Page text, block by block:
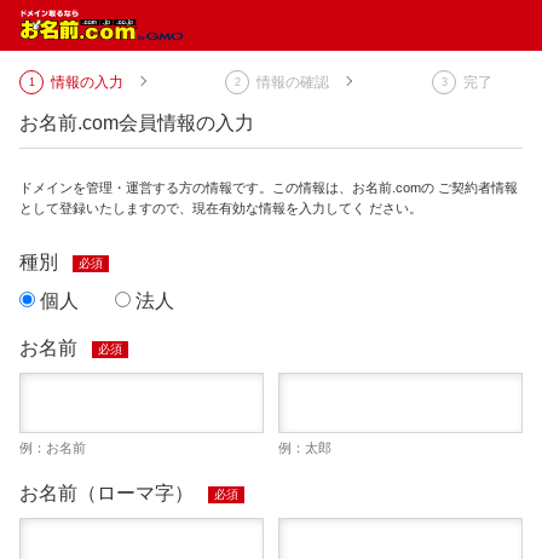
情報の入力 情報の確認 完了
お名前.com会員情報の入力
ドメインを管理・運営する方の情報です。この情報は、お名前.comの ご契約者情報
として登録いたしますので、現在有効な情報を入力してく ださい。
種別 必須
個人 法人
お名前 必須
例：お名前 例：太郎
お名前（ローマ字） 必須